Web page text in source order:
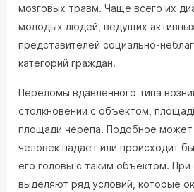
мозговых травм. Чаще всего их
молодых людей, ведущих
представителей социально-
категорий граждан.
Переломы вдавленного типа
столкновении с объектом,
площади черепа. Подобное может
человек падает или происходит
его головы с таким объектом. При
выделяют ряд условий, которые